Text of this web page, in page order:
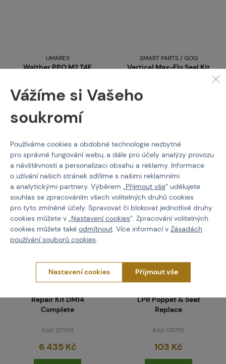
UMAREX
Walther PPQ M2 T4E
Kód: 319517
1 089 Kč
skladem posledních 1 ks
Brno
Praha
SMART PARTS / GOG
Vertical Max-Flo Seal Kit
skladem posledních 1 ks
Brno
Praha
Repair Kit DM14
Complete
Kód: 317519
6 435 Kč
LPR Poppet & Seat
Replace
Kód: 08755
103 Kč
Vážíme si Vašeho
soukromí
Používáme cookies a obdobné technologie nezbytné
pro správné fungování webu, a dále pro účely analýzy provozu
a návštěvnosti a personalizaci obsahu a reklamy. Informace
o užívání našich stránek sdílíme s našimi reklamními
a analytickými partnery. Výběrem „Přijmout vše“ udělujete
souhlas se zpracováním všech volitelných druhů cookies
pro tyto zmíněné účely. Spravovat či blokovat jednotlivé druhy
cookies můžete v „Nastavení cookies“. Zpracování volitelných
cookies můžete také odmítnout. Více informací v Zásadách
používání souborů cookies.
Nastavení cookies Přijmout vše